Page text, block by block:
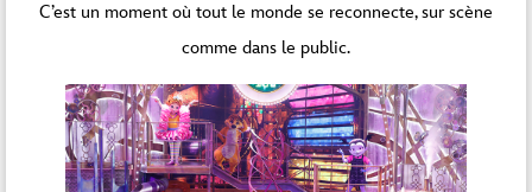
C’est un moment où tout le monde se reconnecte, sur scène
comme dans le public.